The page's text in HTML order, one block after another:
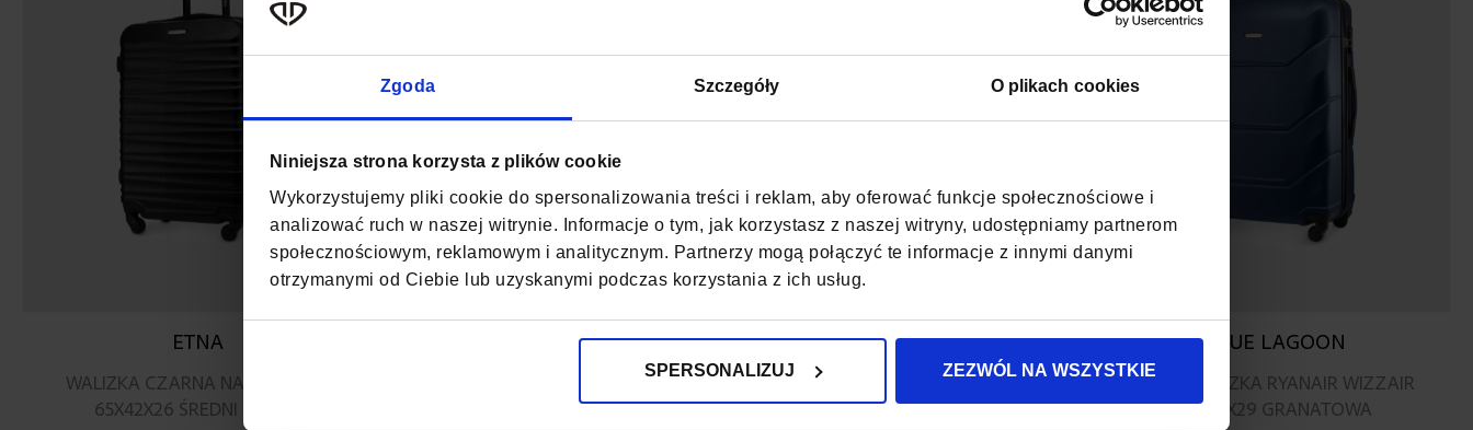
Zgoda Szczegóły O plikach cookies
Niniejsza strona korzysta z plików cookie
Wykorzystujemy pliki cookie do spersonalizowania treści i reklam, aby oferować funkcje społecznościowe i
analizować ruch w naszej witrynie. Informacje o tym, jak korzystasz z naszej witryny, udostępniamy partnerom
społecznościowym, reklamowym i analitycznym. Partnerzy mogą połączyć te informacje z innymi danymi
otrzymanymi od Ciebie lub uzyskanymi podczas korzystania z ich usług.
SPERSONALIZUJ ZEZWÓL NA WSZYSTKIE
ETNA
WALIZKA CZARNA NA KÓŁKACH
65X42X26 ŚREDNI BAGAŻ
GRAND CANYON
ŚREDNIA WALIZKA RYANAIR CZERWONA
65X42X26
WIEŻA EIFFLA
WALIZKA BAGAŻ REJESTROWANY
65X42X26 ŚREDNIA CIEMNOCZERWONA
BLUE LAGOON
DUŻA WALIZKA RYANAIR WIZZAIR
75X48X29 GRANATOWA